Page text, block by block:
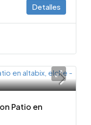
Detalles
Patio en